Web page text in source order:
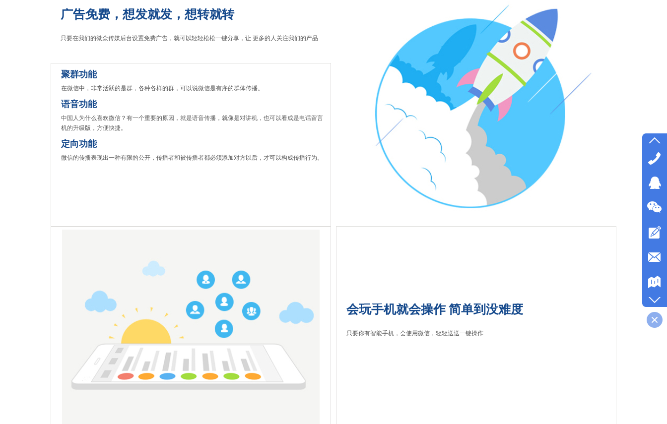
广告免费，想发就发，想转就转
只要在我们的微众传媒后台设置免费广告，就可以轻轻松松一键分享，让 更多的人关注我们的产品
聚群功能
在微信中，非常活跃的是群，各种各样的群，可以说微信是有序的群体传播。
语音功能
中国人为什么喜欢微信？有一个重要的原因，就是语音传播，就像是对讲机，也可以看成是电话留言
机的升级版，方便快捷。
定向功能
微信的传播表现出一种有限的公开，传播者和被传播者都必须添加对方以后，才可以构成传播行为。
会玩手机就会操作 简单到没难度
只要你有智能手机，会使用微信，轻轻送送一键操作